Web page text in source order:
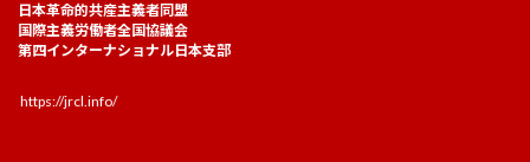
日本革命的共産主義者同盟
国際主義労働者全国協議会
第四インターナショナル日本支部
https://jrcl.info/